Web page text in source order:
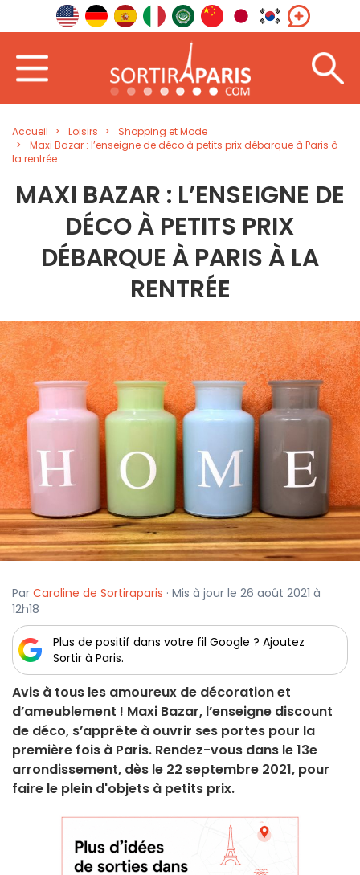
Accueil Loisirs
Shopping et Mode
Maxi Bazar : l’enseigne de déco à petits prix débarque à Paris à
la rentrée
MAXI BAZAR : L’ENSEIGNE DE
DÉCO À PETITS PRIX
DÉBARQUE À PARIS À LA
RENTRÉE
Par Caroline de Sortiraparis · Mis à jour le 26 août 2021 à
12h18
Plus de positif dans votre fil Google ? Ajoutez
Sortir à Paris.
Avis à tous les amoureux de décoration et
d’ameublement ! Maxi Bazar, l’enseigne discount
de déco, s’apprête à ouvrir ses portes pour la
première fois à Paris. Rendez-vous dans le 13e
arrondissement, dès le 22 septembre 2021, pour
faire le plein d'objets à petits prix.